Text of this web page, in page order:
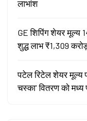
लाभांश
GE शिपिंग शेयर मूल्य
शुद्ध लाभ ₹1,309
पटेल रिटेल शेयर मूल्य
चस्का' वितरण को मध्य